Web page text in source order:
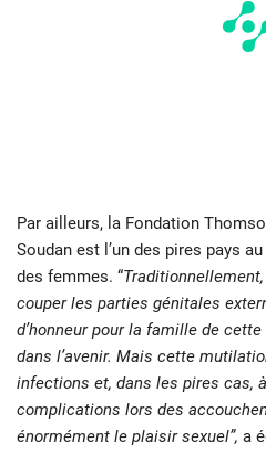
Par ailleurs, la Fondation
Soudan est l’un des pires pays
des femmes. “
couper les parties génitales
d’honneur pour la famille de
dans l’avenir. Mais cette
infections et, dans les pires cas,
complications lors des
énormément le plaisir sexuel”, a